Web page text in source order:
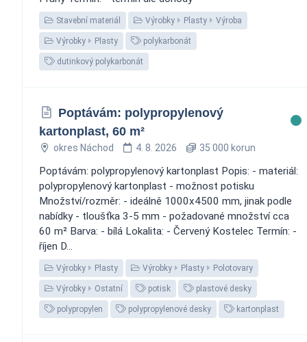
Stavební materiál Výrobky Plasty Výroba
Výrobky Plasty polykarbonát
dutinkový polykarbonát
Poptávám: polypropylenový
kartonplast, 60 m²
okres Náchod 4. 8. 2026 35 000 korun
Poptávám: polypropylenový kartonplast Popis: - materiál:
polypropylenový kartonplast - možnost potisku
Množství/rozměr: - ideálně 1000x4500 mm, jinak podle
nabídky - tloušťka 3-5 mm - požadované množství cca
60 m² Barva: - bílá Lokalita: - Červený Kostelec Termín: -
říjen D...
Výrobky Plasty Výrobky Plasty Polotovary
Výrobky Ostatní potisk plastové desky
polypropylen polypropylenové desky kartonplast